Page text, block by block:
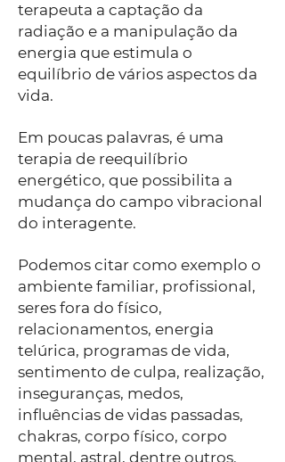
terapeuta a captação da
radiação e a manipulação da
energia que estimula o
equilíbrio de vários aspectos da
vida.
Em poucas palavras, é uma
terapia de reequilíbrio
energético, que possibilita a
mudança do campo vibracional
do interagente.
Podemos citar como exemplo o
ambiente familiar, profissional,
seres fora do físico,
relacionamentos, energia
telúrica, programas de vida,
sentimento de culpa, realização,
inseguranças, medos,
influências de vidas passadas,
chakras, corpo físico, corpo
mental, astral, dentre outros.